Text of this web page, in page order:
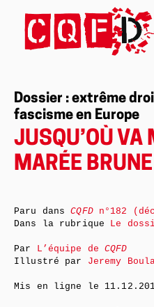
Dossier : extrême
fascisme en Europe
JUSQU’OÙ VA
MARÉE
Paru dansCQFDn°182
Dans la rubrique Le
Par L’équipe deCQFD
Illustré par Jeremy
Mis en ligne le